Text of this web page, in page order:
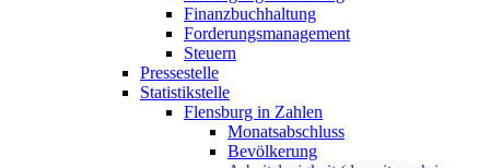
Finanzbuchhaltung
Forderungsmanagement
Steuern
Pressestelle
Statistikstelle
Flensburg in Zahlen
Monatsabschluss
Bevölkerung